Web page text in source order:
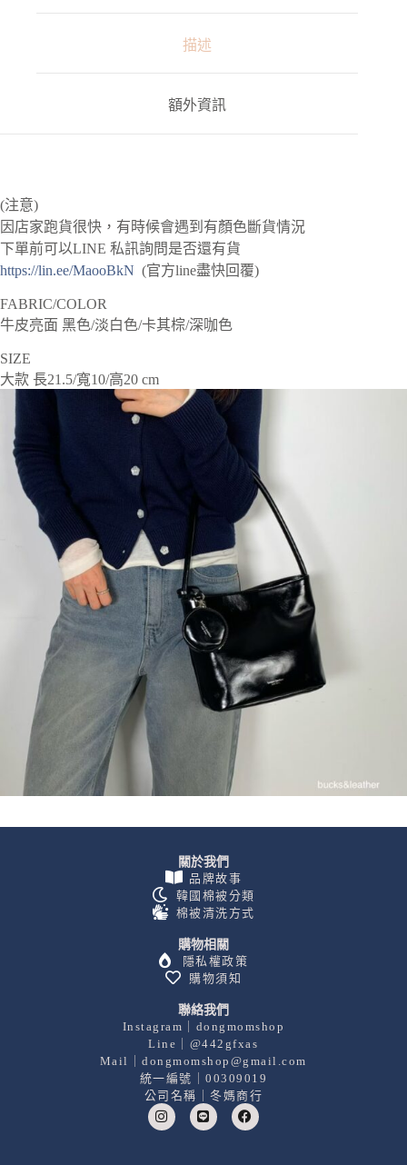
描述
額外資訊
(注意)
因店家跑貨很快，有時候會遇到有顏色斷貨情況
下單前可以LINE 私訊詢問是否還有貨
https://lin.ee/MaooBkN (官方line盡快回覆)
FABRIC/COLOR
牛皮亮面 黑色/淡白色/卡其棕/深咖色
SIZE
大款 長21.5/寬10/高20 cm
關於我們
品牌故事
韓國棉被分類
棉被清洗方式
購物相關
隱私權政策
購物須知
聯絡我們
Instagram｜dongmomshop
Line｜@442gfxas
Mail｜dongmomshop@gmail.com
統一編號｜00309019
公司名稱｜冬媽商行